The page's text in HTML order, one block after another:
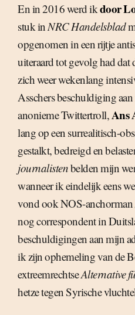
En in 2016 werd ikdoor
stuk inNRC Handelsblad
opgenomen in een rijtje
uiteraard tot gevolg had dat
zich weer wekenlang
Asschers beschuldiging aan
anonieme Twittertroll,Ans
lang op een surrealitisch-
gestalkt, bedreigd en
journalistenbelden mijn
wanneer ik eindelijk eens
vond ook NOS-anchorman
nog correspondent in
beschuldigingen aan mijn
ik zijn ophemeling van de
extreemrechtseAlternative
hetze tegen Syrische